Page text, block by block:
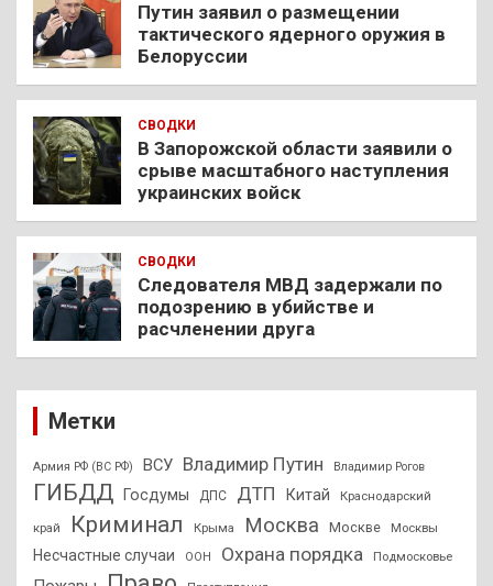
Путин заявил о размещении
тактического ядерного оружия в
Белоруссии
СВОДКИ
В Запорожской области заявили о
срыве масштабного наступления
украинских войск
СВОДКИ
Следователя МВД задержали по
подозрению в убийстве и
расчленении друга
Метки
Армия РФ (ВС РФ) ВСУ Владимир Путин Владимир Рогов
ГИБДД Госдумы ДПС ДТП Китай Краснодарский
край Криминал Крыма Москва Москве Москвы
Несчастные случаи ООН Охрана порядка Подмосковье